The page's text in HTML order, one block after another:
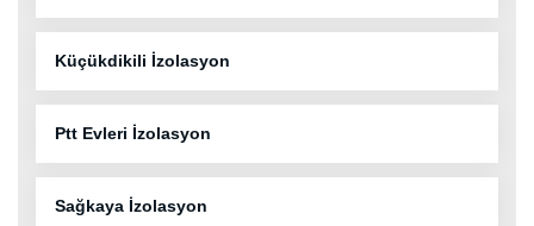
Küçükdikili İzolasyon
Ptt Evleri İzolasyon
Sağkaya İzolasyon